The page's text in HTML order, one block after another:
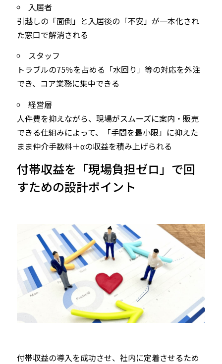
入居者
引越しの「面倒」と入居後の「不安」が一本化され
た窓口で解消される
スタッフ
トラブルの75％を占める「水回り」等の対応を外注
でき、コア業務に集中できる
経営層
人件費を抑えながら、現場がスムーズに案内・販売
できる仕組みによって、「手間を最小限」に抑えた
まま仲介手数料＋αの収益を積み上げられる
付帯収益を「現場負担ゼロ」で回
すための設計ポイント
付帯収益の導入を成功させ、社内に定着させるため